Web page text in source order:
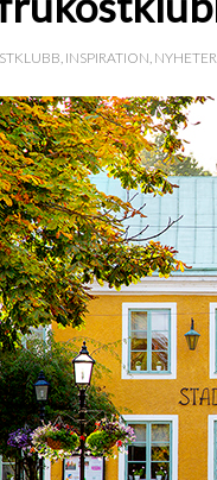
, INSPIRATION, NYHETER